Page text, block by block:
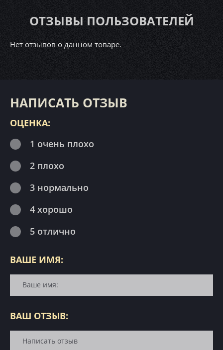
ОТЗЫВЫ ПОЛЬЗОВАТЕЛЕЙ
Нет отзывов о данном товаре.
НАПИСАТЬ ОТЗЫВ
ОЦЕНКА:
1 очень плохо
2 плохо
3 нормально
4 хорошо
5 отлично
ВАШЕ ИМЯ:
ВАШ ОТЗЫВ: